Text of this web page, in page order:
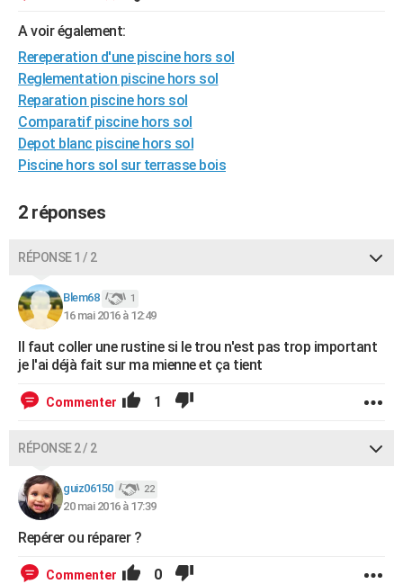
WEEK-END
Guides de France
Escapades
Patrimoine
Expositions
Musées
Week-end nature
+LIFESTYLE
Art de vivre
Bien-être
Loisirs
Mode
Modes de vie
SANTE
Alimentation
Guide de la santé
Maladies
Médicaments
Sommeil
VOYAGE
Destinations
City break
Voyage nature
Voyage de noces
Forum
Climat
+PHOTO
BONS PLANS
CARTE DE VOEUX
Carte de Noël
Carte Bonne année
Carte Saint-Valentin
Carte Pâques
Carte d'anniversaire
DICTIONNAIRE
Dictionnaire
Biographies
Citations
Expressions
Proverbes
COPAINS D'AVANT
S'inscrire
Se connecter
Lycées
Collèges
Primaires
Universités
Entreprises
Service militaire
Avis de recherche
AVIS DE DÉCÈS
FORUM
Bricolage
Lifestyle
Culture
Sport
Auto
Television
Voyage
Cinema
A voir également:
Rereperation d'une piscine hors sol
Reglementation piscine hors sol
Reparation piscine hors sol
Comparatif piscine hors sol
Depot blanc piscine hors sol
Piscine hors sol sur terrasse bois
2 réponses
RÉPONSE 1 / 2
Blem68 1
16 mai 2016 à 12:49
Il faut coller une rustine si le trou n'est pas trop important
je l'ai déjà fait sur ma mienne et ça tient
Commenter 1
RÉPONSE 2 / 2
guiz06150 22
20 mai 2016 à 17:39
Repérer ou réparer ?
Commenter 0